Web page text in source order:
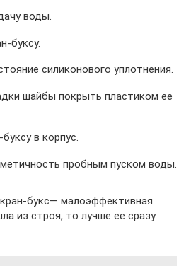
воды.
буксу.
силиконового уплотнения.
шайбы покрыть пластиком ее
в корпус.
пробным пуском воды.
букс— малоэффективная
из строя, то лучше ее сразу